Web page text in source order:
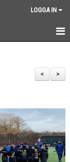
LOGGA IN
>
<